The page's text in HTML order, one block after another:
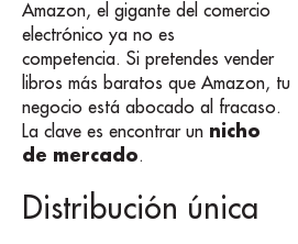
Amazon, el gigante del comercio
electrónico ya no es
competencia. Si pretendes vender
libros más baratos que Amazon, tu
negocio está abocado al fracaso.
La clave es encontrar un nicho
de mercado.
Distribución única